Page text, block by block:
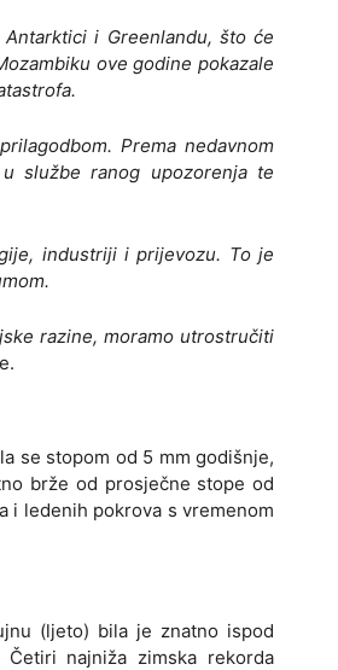
i Greenlandu, što će
ove godine pokazale
Prema nedavnom
službe ranog upozorenja te
industriji i prijevozu. To je
razine, moramo utrostručiti
se stopom od 5 mm godišnje,
brže od prosječne stope od
i ledenih pokrova s vremenom
(ljeto) bila je znatno ispod
najniža zimska rekorda